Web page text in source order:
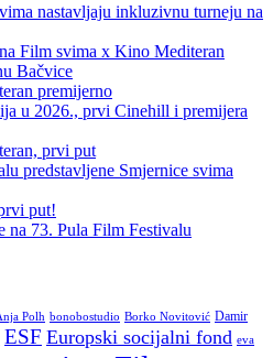
nastavljaju inkluzivnu turneju na
Film svima x Kino Mediteran
Bačvice
premijerno
u 2026., prvi Cinehill i premijera
prvi put
predstavljene Smjernice svima
put!
na 73. Pula Film Festivalu
Polh bonobostudio Borko Novitović Damir
ESF Europski socijalni fond eva